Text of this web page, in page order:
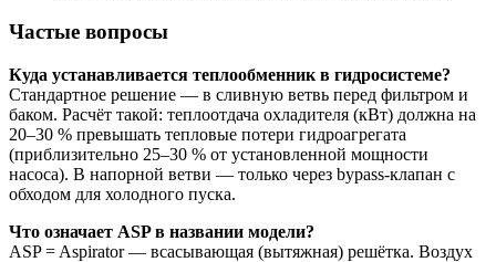
Частые вопросы
Куда устанавливается теплообменник в гидросистеме?
Стандартное решение — в сливную ветвь перед фильтром и
баком. Расчёт такой: теплоотдача охладителя (кВт) должна на
20–30 % превышать тепловые потери гидроагрегата
(приблизительно 25–30 % от установленной мощности
насоса). В напорной ветви — только через bypass-клапан с
обходом для холодного пуска.
Что означает ASP в названии модели?
ASP = Aspirator — всасывающая (вытяжная) решётка. Воздух